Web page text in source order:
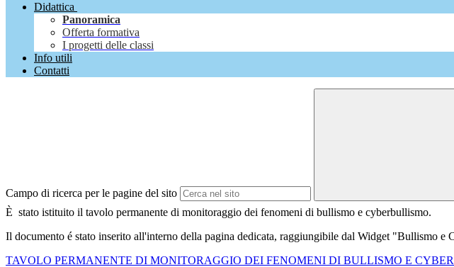
Didattica
Panoramica
Offerta formativa
I progetti delle classi
Info utili
Contatti
Campo di ricerca per le pagine del sito
È stato istituito il tavolo permanente di monitoraggio dei fenomeni di bullismo e cyberbullismo.
Il documento é stato inserito all'interno della pagina dedicata, raggiungibile dal Widget "Bullismo e
TAVOLO PERMANENTE DI MONITORAGGIO DEI FENOMENI DI BULLISMO E